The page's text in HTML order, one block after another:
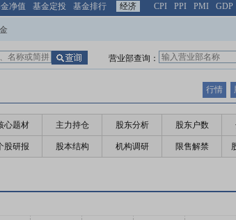
净值 基金定投 基金排行 经济 CPI PPI PMI GDP
营业部查询：
行情
心题材 主力持仓 股东分析 股东户数
股研报 股本结构 机构调研 限售解禁